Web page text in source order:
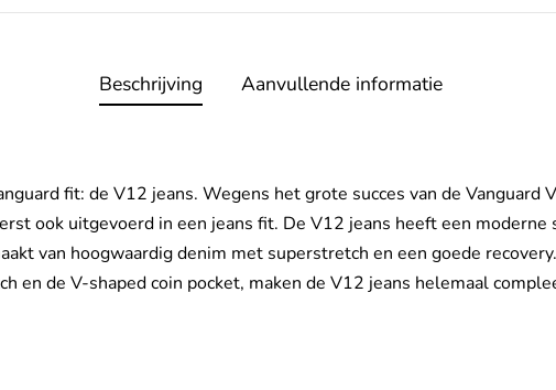
Beschrijving Aanvullende informatie
fit: de V12 jeans. Wegens het grote succes van de Vanguard
ook uitgevoerd in een jeans fit. De V12 jeans heeft een
van hoogwaardig denim met superstretch en een goede
en de V-shaped coin pocket, maken de V12 jeans helemaal